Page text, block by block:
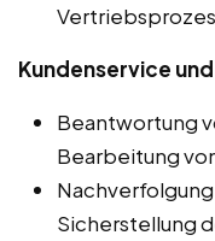
Kundenservice
Beantwortung
Bearbeitung
Sicherstellung